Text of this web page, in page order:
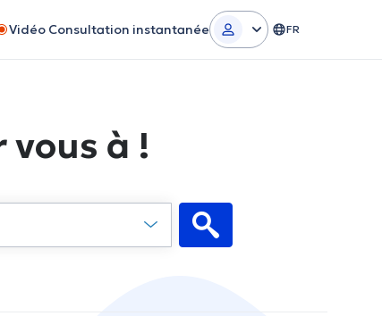
Vidéo Consultation instantanée FR
à !